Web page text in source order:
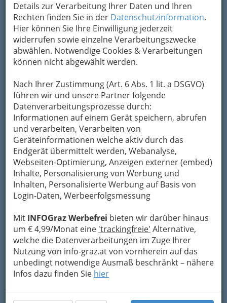
Details zur Verarbeitung Ihrer Daten und Ihren
Rechten finden Sie in der Datenschutzinformation.
Hier können Sie Ihre Einwilligung jederzeit
widerrufen sowie einzelne Verarbeitungszwecke
abwählen. Notwendige Cookies & Verarbeitungen
können nicht abgewählt werden.
Nach Ihrer Zustimmung (Art. 6 Abs. 1 lit. a DSGVO)
führen wir und unsere Partner folgende
Datenverarbeitungsprozesse durch:
Informationen auf einem Gerät speichern, abrufen
und verarbeiten, Verarbeiten von
Geräteinformationen welche aktiv durch das
Endgerät übermittelt werden, Webanalyse,
Webseiten-Optimierung, Anzeigen externer (embed)
Inhalte, Personalisierung von Werbung und
Inhalten, Personalisierte Werbung auf Basis von
Login-Daten, Werbeerfolgsmessung
Mit INFOGraz Werbefrei bieten wir darüber hinaus
um € 4,99/Monat eine 'trackingfreie' Alternative,
welche die Datenverarbeitungen im Zuge Ihrer
Nutzung von info-graz.at von vornherein auf das
unbedingt notwendige Ausmaß beschränkt – nähere
Infos dazu finden Sie hier
Kontaktaufnahme
Um die Info-Graz Firmenvor Spam-Mails zu
bewahren , verwenden wir an dieser Stelle zur
Übermittlung Ihrer Nachricht ein sicheres
Formular. Ihre Nachricht wird nach dem
Absenden umgehend per Mail an das
Unternehmen Zu den 3 Goldenen Kugeln
Heinrichstraße - Kraemer-Stangl Gesellschaft
m.b.H. weitergeleitet.
Mein Name
Meine Email Adresse
Meine Nachricht